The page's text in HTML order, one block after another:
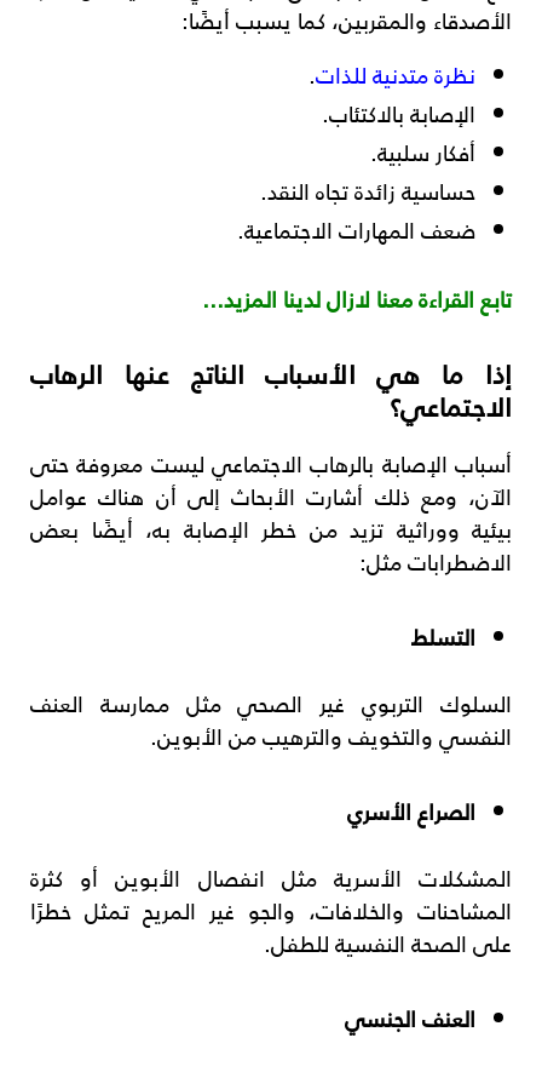
الأصدقاء والمقربين، كما يسبب أيضًا:
نظرة متدنية للذات.
الإصابة بالاكتئاب.
أفكار سلبية.
حساسية زائدة تجاه النقد.
ضعف المهارات الاجتماعية.
تابع القراءة معنا لازال لدينا المزيد…
إذا ما هي الأسباب الناتج عنها الرهاب
الاجتماعي؟
أسباب الإصابة بالرهاب الاجتماعي ليست معروفة حتى
الآن، ومع ذلك أشارت الأبحاث إلى أن هناك عوامل
بيئية ووراثية تزيد من خطر الإصابة به، أيضًا بعض
الاضطرابات مثل:
التسلط
السلوك التربوي غير الصحي مثل ممارسة العنف
النفسي والتخويف والترهيب من الأبوين.
الصراع الأسري
المشكلات الأسرية مثل انفصال الأبوين أو كثرة
المشاحنات والخلافات، والجو غير المريح تمثل خطرًا
على الصحة النفسية للطفل.
العنف الجنسي